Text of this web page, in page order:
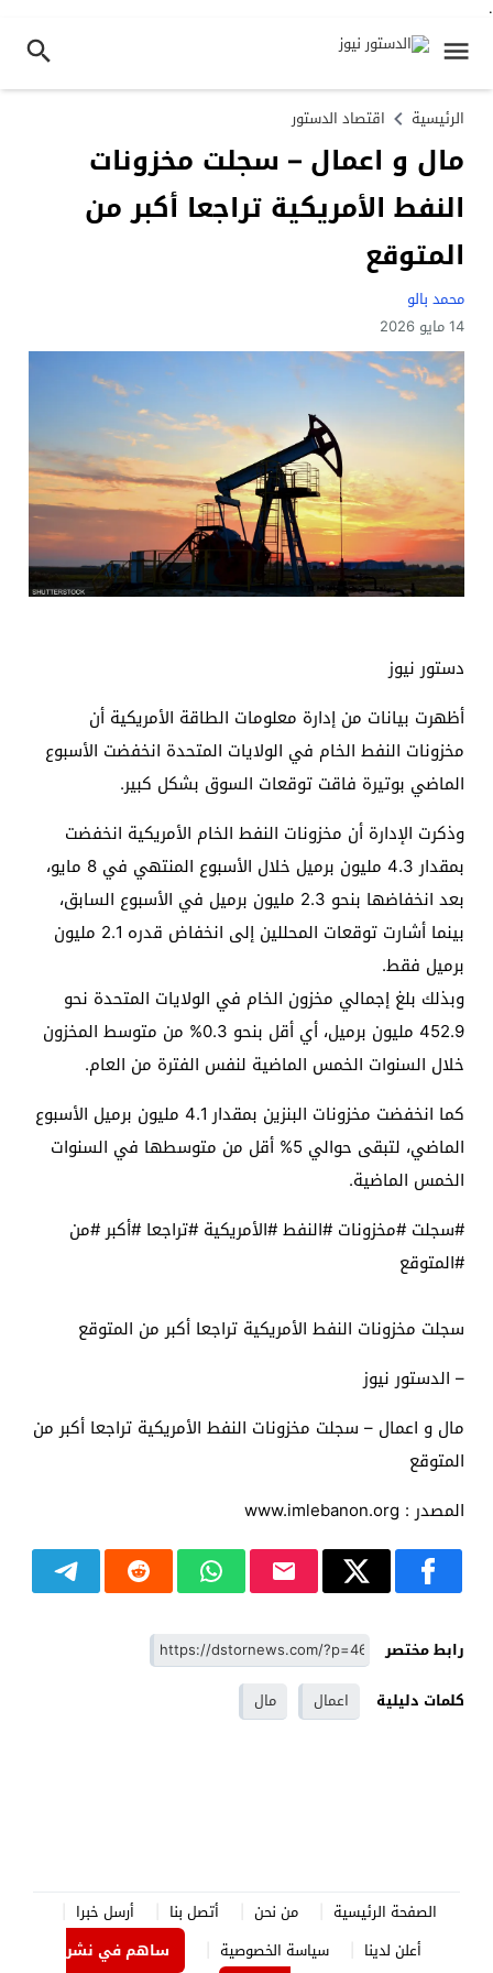
.
الرئيسية اقتصاد الدستور
مال و اعمال – سجلت مخزونات
النفط الأمريكية تراجعا أكبر من
المتوقع
محمد بالو
14 مايو 2026
دستور نيوز
أظهرت بيانات من إدارة معلومات الطاقة الأمريكية أن
مخزونات النفط الخام في الولايات المتحدة انخفضت الأسبوع
الماضي بوتيرة فاقت توقعات السوق بشكل كبير.
وذكرت الإدارة أن مخزونات النفط الخام الأمريكية انخفضت
بمقدار 4.3 مليون برميل خلال الأسبوع المنتهي في 8 مايو،
بعد انخفاضها بنحو 2.3 مليون برميل في الأسبوع السابق،
بينما أشارت توقعات المحللين إلى انخفاض قدره 2.1 مليون
برميل فقط.
وبذلك بلغ إجمالي مخزون الخام في الولايات المتحدة نحو
452.9 مليون برميل، أي أقل بنحو 0.3% من متوسط ​​المخزون
خلال السنوات الخمس الماضية لنفس الفترة من العام.
كما انخفضت مخزونات البنزين بمقدار 4.1 مليون برميل الأسبوع
الماضي، لتبقى حوالي 5% أقل من متوسطها في السنوات
الخمس الماضية.
#سجلت #مخزونات #النفط #الأمريكية #تراجعا #أكبر #من
#المتوقع
سجلت مخزونات النفط الأمريكية تراجعا أكبر من المتوقع
– الدستور نيوز
مال و اعمال – سجلت مخزونات النفط الأمريكية تراجعا أكبر من
المتوقع
المصدر : www.imlebanon.org
رابط مختصر
كلمات دليلية
اعمال مال
الصفحة الرئيسية من نحن أتصل بنا
أرسل خبرا
أعلن لدينا
سياسة الخصوصية ساهم في نشر